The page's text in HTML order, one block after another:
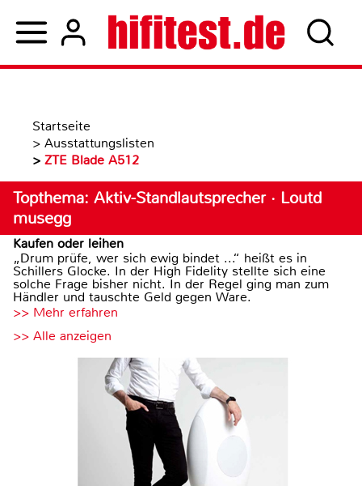
Startseite
> Ausstattungslisten
> ZTE Blade A512
Topthema: Aktiv-Standlautsprecher · Loutd
musegg
Kaufen oder leihen
„Drum prüfe, wer sich ewig bindet ...“ heißt es in
Schillers Glocke. In der High Fidelity stellte sich eine
solche Frage bisher nicht. In der Regel ging man zum
Händler und tauschte Geld gegen Ware.
>> Mehr erfahren
>> Alle anzeigen